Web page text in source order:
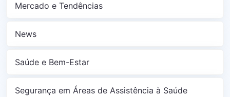
Mercado e Tendências
News
Saúde e Bem-Estar
Segurança em Áreas de Assistência à Saúde